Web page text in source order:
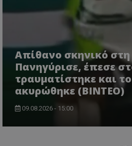
Απίθανο σκηνικό στη
Πανηγύρισε, έπεσε
τραυματίστηκε και
ακυρώθηκε (BINTEO)
09.08.2026 - 15:00